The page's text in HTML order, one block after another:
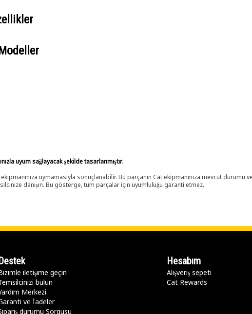
uyum sağlayacak şekilde tasarlanmıştır.
uymamasıyla sonuçlanabilir. Bu parçanın Cat ekipmanınıza mevcut durumu
danışın. Bu gösterge, tüm parçalar için uyumluluğu garanti etmez.
Destek
iletişime geçin
bulun
Merkezi
ve İadeler
durumu Sorgusu
Hesabım
Alışveriş sepeti
Cat Rewards